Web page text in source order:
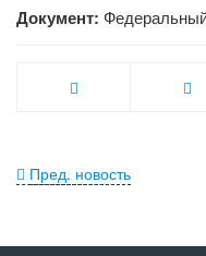
Документ:
Пред. новость